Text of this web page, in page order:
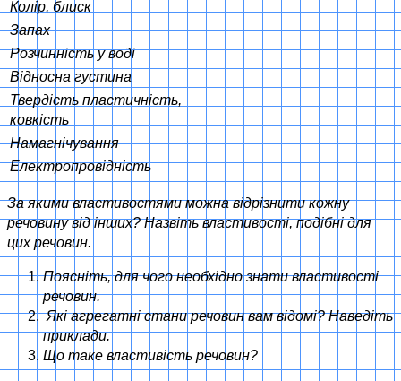
Колір, блиск
Запах
Розчинність у воді
Відносна густина
Твердість пластичність,
ковкість
Намагнічування
Електропровідність
За якими властивостями можна відрізнити кожну
речовину від інших? Назвіть властивості, подібні для
цих речовин.
Поясніть, для чого необхідно знати властивості
речовин.
Які агрегатні стани речовин вам відомі? Наведіть
приклади.
Що таке властивість речовин?